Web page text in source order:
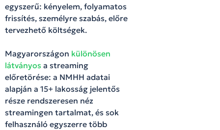
egyszerű: kényelem, folyamatos
frissítés, személyre szabás, előre
tervezhető költségek.
Magyarországon különösen
látványos a streaming
előretörése: a NMHH adatai
alapján a 15+ lakosság jelentős
része rendszeresen néz
streamingen tartalmat, és sok
felhasználó egyszerre több